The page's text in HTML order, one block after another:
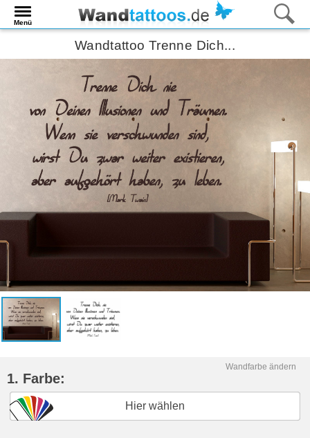
Menü
Wandtattoo Trenne Dich...
Wandfarbe ändern
1. Farbe:
Hier wählen